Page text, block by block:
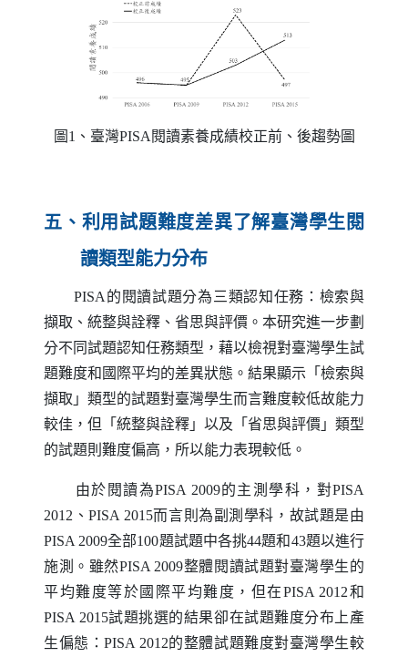
圖1、臺灣PISA 閱讀素養成績校正前、後趨勢圖
五、利用試題難度差異了解臺灣學生閱
讀類型能力分布
PISA 的閱讀試題分為三類認知任務：檢索與
擷取、統整與詮釋、省思與評價。本研究進一步劃
分不同試題認知任務類型，藉以檢視對臺灣學生試
題難度和國際平均的差異狀態。結果顯示「檢索與
擷取」類型的試題對臺灣學生而言難度較低故能力
較佳，但「統整與詮釋」以及「省思與評價」類型
的試題則難度偏高，所以能力表現較低。
由於閱讀為PISA 2009的主測學科，對PISA
2012、PISA 2015而言則為副測學科，故試題是由
PISA 2009全部100題試題中各挑44題和43題以進行
施測。雖然PISA 2009整體閱讀試題對臺灣學生的
平均難度等於國際平均難度，但在PISA 2012和
PISA 2015試題挑選的結果卻在試題難度分布上產
生偏態：PISA 2012的整體試題難度對臺灣學生較